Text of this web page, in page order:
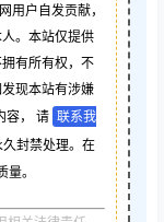
用户自发贡献，
。本站仅提供
有所有权，不
现本站有涉嫌
容， 请 联系我
封禁处理。在
。